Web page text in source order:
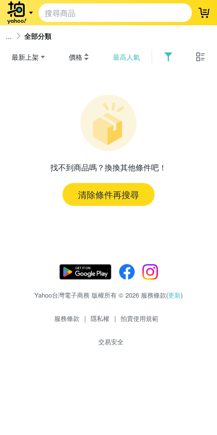
登
全部分類
最新上架 價格 最高人氣
找不到商品嗎？換換其他條件吧！
清除條件再搜尋
Yahoo台灣電子商務 版權所有 © 2026 服務條款(更新)
服務條款 | 隱私權 | 拍賣使用規範
交易安全